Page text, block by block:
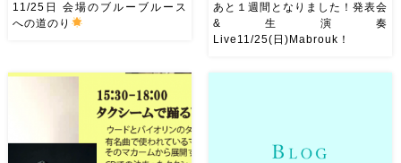
日 会場のブルーブルースさん
への道のりです
表町天満屋
さんから南に向けて10分くらい
です( *´꒳`* ) てくてく歩いて南
の時計台を過ぎるともうすぐ！
11/25日 会場のブルーブルース
への道のり
これもしたいけど 間に合うか
あと１週間となりました！発表会
&生演奏
Live11/25(日)Mabrouk！